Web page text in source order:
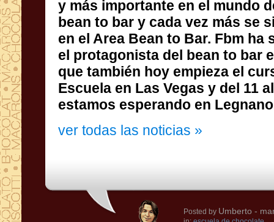
estamos esperando en
ver todas las noticias »
Posted by Umberto -